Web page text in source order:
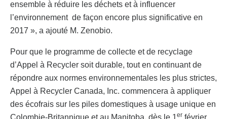
ensemble à réduire les déchets et à influencer
l’environnement de façon encore plus significative en
2017 », a ajouté M. Zenobio.
Pour que le programme de collecte et de recyclage
d’Appel à Recycler soit durable, tout en continuant de
répondre aux normes environnementales les plus strictes,
Appel à Recycler Canada, Inc. commencera à appliquer
des écofrais sur les piles domestiques à usage unique en
Colombie-Britannique et au Manitoba, dès le 1er février